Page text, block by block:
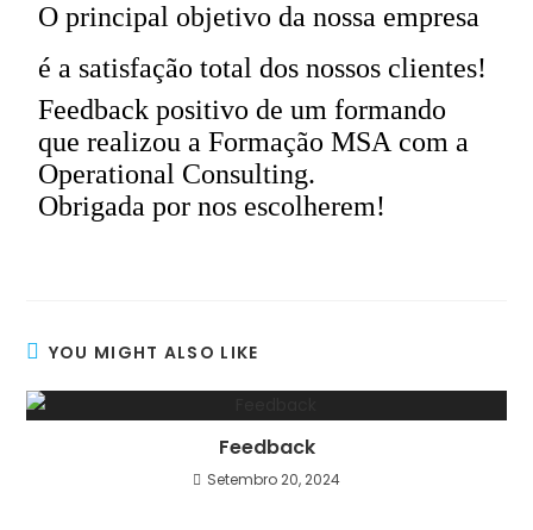
O principal objetivo da nossa empresa
é a satisfação total dos nossos clientes!
Feedback positivo de um formando
que realizou a Formação MSA coma
Operational Consulting.
Obrigada por nos escolherem!
YOU MIGHT ALSO LIKE
Feedback
Setembro 20, 2024